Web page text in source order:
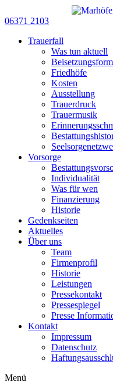
06371 2103
Trauerfall
Was tun aktuell
Friedhöfe
Kosten
Ausstellung
Trauerdruck
Trauermusik
Vorsorge
Individualität
Was für wen
Finanzierung
Historie
Gedenkseiten
Aktuelles
Über uns
Team
Firmenprofil
Historie
Leistungen
Pressekontakt
Pressespiegel
Presse
Kontakt
Impressum
Datenschutz
Menü